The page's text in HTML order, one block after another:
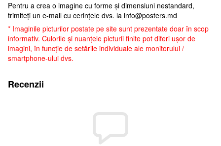
Pentru a crea o imagine cu forme și dimensiuni nestandard,
trimiteți un e-mail cu cerințele dvs. la info@posters.md
* Imaginile picturilor postate pe site sunt prezentate doar în scop
informativ. Culorile și nuanțele picturii finite pot diferi ușor de
imagini, în funcție de setările individuale ale monitorului /
smartphone-ului dvs.
Recenzii